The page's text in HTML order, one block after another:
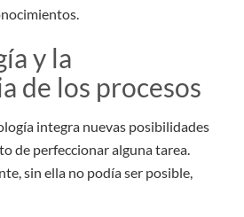
y la
de los procesos
integra nuevas posibilidades
de perfeccionar alguna tarea.
sin ella no podía ser posible,